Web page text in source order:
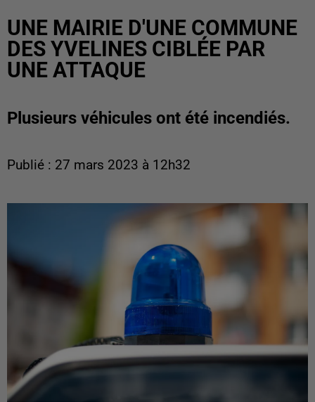
UNE MAIRIE D'UNE COMMUNE
DES YVELINES CIBLÉE PAR
UNE ATTAQUE
Plusieurs véhicules ont été incendiés.
Publié : 27 mars 2023 à 12h32